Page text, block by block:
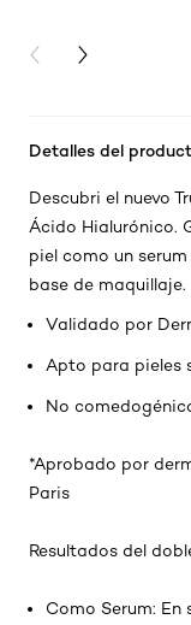
PREVIOUS CARD
NEXT CARD
Detalles del
Descubri el nuevo
Ácido Hialurónico.
piel como un
base de maquillaje.
Validado por
Apto para pieles
No
*Aprobado por
Paris
Resultados del
Como Serum: En